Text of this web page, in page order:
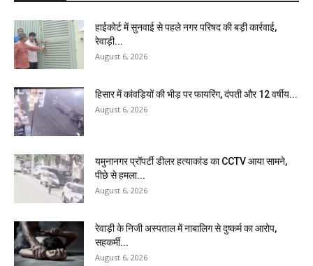
हाईकोर्ट में सुनवाई से पहले नगर परिषद की बड़ी कार्रवाई,
रेवाड़ी...
August 6, 2026
हिसार में कांवड़ियों की भीड़ पर फायरिंग, दंपती और 12 वर्षीय...
August 6, 2026
यमुनानगर प्रॉपर्टी डीलर हत्याकांड का CCTV आया सामने,
पीछे से हमला...
August 6, 2026
रेवाड़ी के निजी अस्पताल में नाबालिग से दुष्कर्म का आरोप,
सहकर्मी...
August 6, 2026